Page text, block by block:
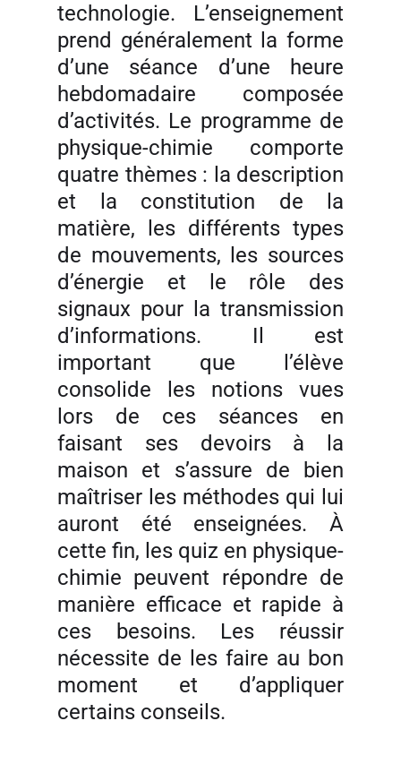
technologie. L’enseignement
prend généralement la forme
d’une séance d’une heure
hebdomadaire composée
d’activités. Le programme de
physique-chimie comporte
quatre thèmes : la description
et la constitution de la
matière, les différents types
de mouvements, les sources
d’énergie et le rôle des
signaux pour la transmission
d’informations. Il est
important que l’élève
consolide les notions vues
lors de ces séances en
faisant ses devoirs à la
maison et s’assure de bien
maîtriser les méthodes qui lui
auront été enseignées. À
cette fin, les quiz en physique-
chimie peuvent répondre de
manière efficace et rapide à
ces besoins. Les réussir
nécessite de les faire au bon
moment et d’appliquer
certains conseils.